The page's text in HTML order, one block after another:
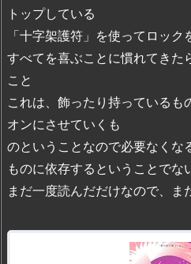
トップしている
「十字架護符」を使ってロッ
すべてを喜ぶことに慣れてきた
こと
これは、飾ったり持っているも
オンにさせていくも
のということなので必要なくな
ものに依存するということでな
まだ一度読んだだけなので、ま